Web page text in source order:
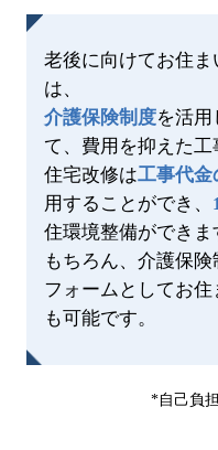
老後に向けてお住
は、
介護保険制度を活用
て、費用を抑えた工
住宅改修は工事代金
用することができ、
住環境整備ができま
もちろん、介護保
フォームとしてお
も可能です。
*自己負